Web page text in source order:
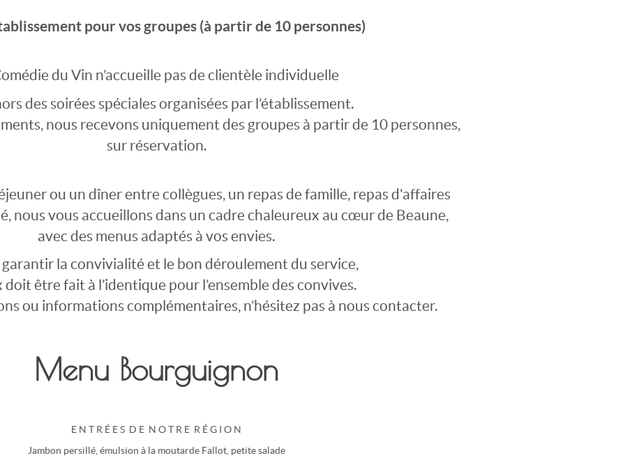
pour vos groupes (à partir de 10 personnes)
du Vin n’accueille pas de clientèle individuelle
des soirées spéciales organisées par l’établissement.
nous recevons uniquement des groupes à partir de 10 personnes,
sur réservation.
ou un dîner entre collègues, un repas de famille, repas d'affaires
nous vous accueillons dans un cadre chaleureux au cœur de Beaune,
avec des menus adaptés à vos envies.
la convivialité et le bon déroulement du service,
doit être fait à l’identique pour l’ensemble des convives.
ou informations complémentaires, n’hésitez pas à nous contacter.
Menu Bourguignon
E N T R É E S D E N O T R E R É G I O N
Jambon persillé, émulsion à la moutarde Fallot, petite salade